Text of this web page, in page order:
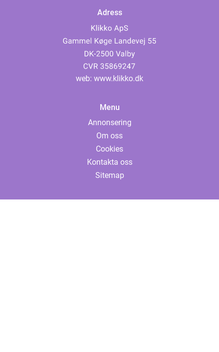
Adress
web: www.klikko.dk
Menu
Annonsering
Om oss
Cookies
Kontakta oss
Sitemap